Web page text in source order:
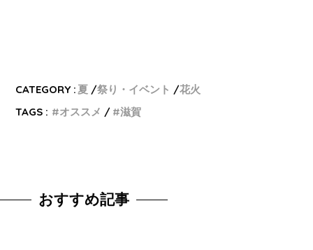
CATEGORY : 夏 祭り・イベント
花火
TAGS :
オススメ 滋賀
おすすめ記事